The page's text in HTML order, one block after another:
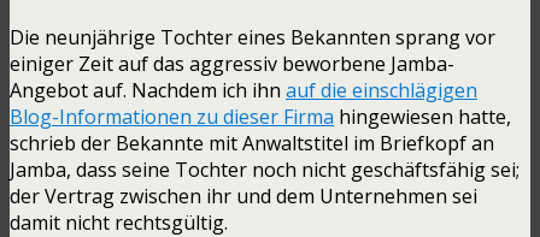
Die neunjährige Tochter eines Bekannten sprang vor
einiger Zeit auf das aggressiv beworbene Jamba-
Angebot auf. Nachdem ich ihn auf die einschlägigen
Blog-Informationen zu dieser Firma hingewiesen hatte,
schrieb der Bekannte mit Anwaltstitel im Briefkopf an
Jamba, dass seine Tochter noch nicht geschäftsfähig sei;
der Vertrag zwischen ihr und dem Unternehmen sei
damit nicht rechtsgültig.